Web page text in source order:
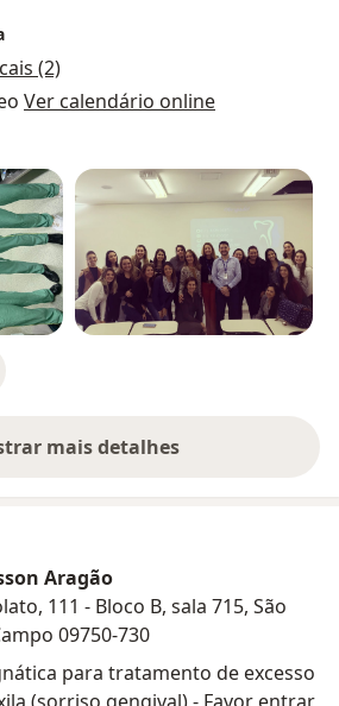
(2)
Ver calendário online
mais detalhes
sobre a experiência
Aragão
111 - Bloco B, sala 715, São
09750-730
para tratamento de excesso